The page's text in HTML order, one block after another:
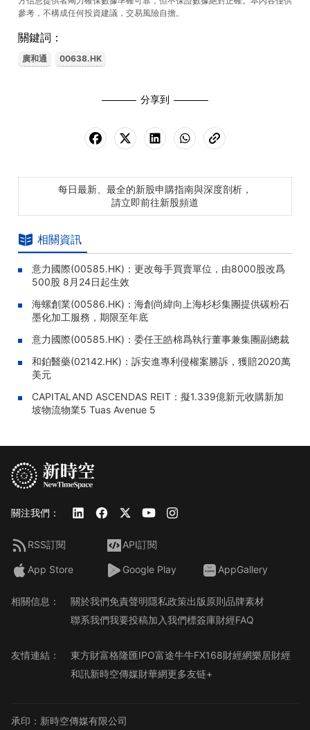
參考，不構成任何投資建議，交易風險自擔。
關鍵詞：
廣和通 00638.HK
分享到
每日最新、最全的新股申購指南與深度剖析，
請立即前往新股頻道
相關資訊
意力國際(00585.HK)：更改每手買賣單位，由8000股改爲
500股 8月24日起生效
海螺創業(00586.HK)：海創尚緯向上海杉杉集團提供碳粉石
墨化加工服務，期限至年底
意力國際(00585.HK)：委任王皓棉爲執行董事兼集團副總裁
和鉑醫藥(02142.HK)：訴安進專利侵權案勝訴，獲賠2020萬
美元
CAPITALAND ASCENDAS REIT：擬1.339億新元收購新加
坡物流物業5 Tuas Avenue 5
關注我們：
RSS訂閱 API訂閱
App Store Google Play AppGallery
相關信息： 關於我們免責聲明隱私政策出版原則品牌素材
聯系我們我要投稿加入我們標簽庫財經FAQ
友情連結： 東方財富格隆匯IPO富途牛牛FX168財經網樂居財經
和訊新時空傳媒財華網更多友链+
承印：新時空傳媒有限公司